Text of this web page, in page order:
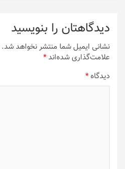
دیدگاهتان را بنویسید
نشانی ایمیل شما منتشر نخواهد شد.
علامت‌گذاری شده‌اند*
دیدگاه*